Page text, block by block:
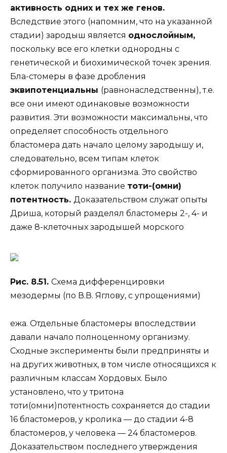
активность одних и тех же генов.
Вследствие этого (напомним, что на указанной
стадии) зародыш является однослойным,
поскольку все его клетки однородны с
генетической и биохимической точек зрения.
Бла-стомеры в фазе дробления
эквипотенциальны (равнонаследственны), т.е.
все они имеют одинаковые возможности
развития. Эти возможности максимальны, что
определяет способность отдельного
бластомера дать начало целому зародышу и,
следовательно, всем типам клеток
сформированного организма. Это свойство
клеток получило название тоти-(омни)
потентность. Доказательством служат опыты
Дриша, который разделял бластомеры 2-, 4- и
даже 8-клеточных зародышей морского
Рис. 8.51. Схема дифференцировки
мезодермы (по В.В. Яглову, с упрощениями)
ежа. Отдельные бластомеры впоследствии
давали начало полноценному организму.
Сходные эксперименты были предприняты и
на других животных, в том числе относящихся к
различным классам Хордовых. Было
установлено, что у тритона
тоти(омни)потентность сохраняется до стадии
16 бластомеров, у кролика — до стадии 4-8
бластомеров, у человека — 24 бластомеров.
Доказательством последнего утверждения